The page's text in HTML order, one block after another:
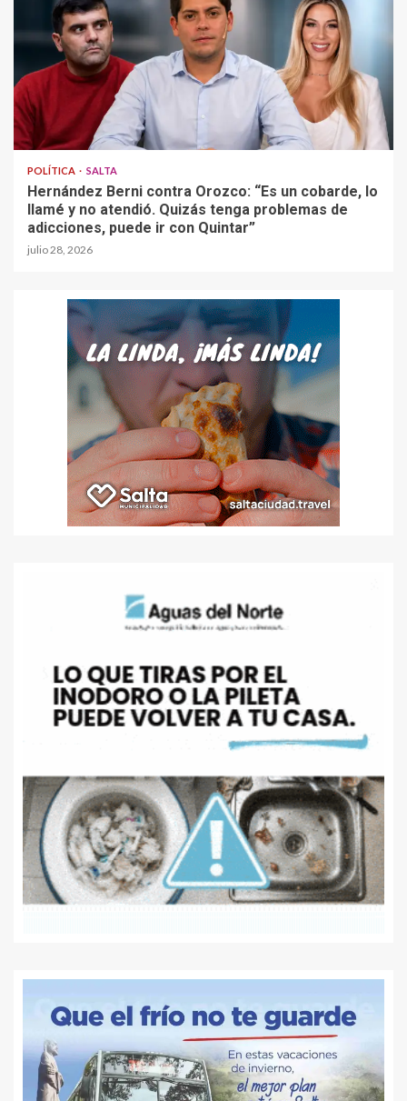
POLÍTICA SALTA
Hernández Berni contra Orozco: “Es un cobarde, lo
llamé y no atendió. Quizás tenga problemas de
adicciones, puede ir con Quintar”
julio 28, 2026